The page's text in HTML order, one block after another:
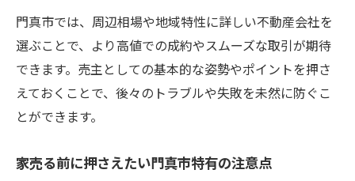
査定で高評価を得る家売るための工夫
家売る前にやっておくべき書類整理術
住宅ローン残債と家売る計画の立て方
家売る時の内覧対応で押さえるポイント
売却時の税金や必要書類も総まとめ
門真市では、周辺相場や地域特性に詳しい不動産会社を
選ぶことで、より高値での成約やスムーズな取引が期待
できます。売主としての基本的な姿勢やポイントを押さ
えておくことで、後々のトラブルや失敗を未然に防ぐこ
とができます。
家売る前に押さえたい門真市特有の注意点